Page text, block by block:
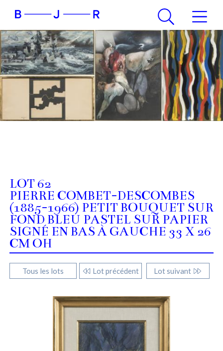
LOT 62
PIERRE COMBET-DESCOMBES
(1885-1966) PETIT BOUQUET SUR
FOND BLEU PASTEL SUR PAPIER
SIGNÉ EN BAS À GAUCHE 33 X 26
CM OH
Tous les lots Lot précédent Lot suivant